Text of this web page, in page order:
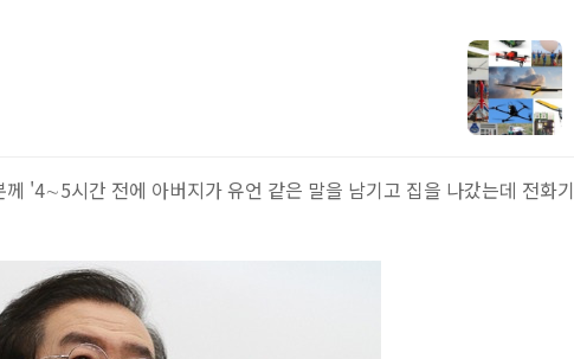
'4∼5시간 전에 아버지가 유언 같은 말을 남기고 집을 나갔는데 전화기